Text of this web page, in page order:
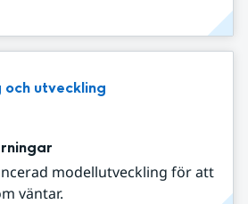
och utveckling
modellutveckling för att
väntar.